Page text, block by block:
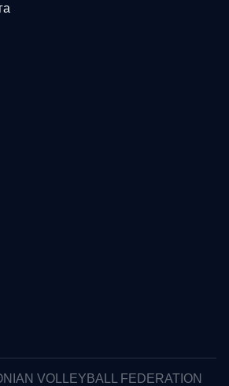
VOLLEYBALL FEDERATION